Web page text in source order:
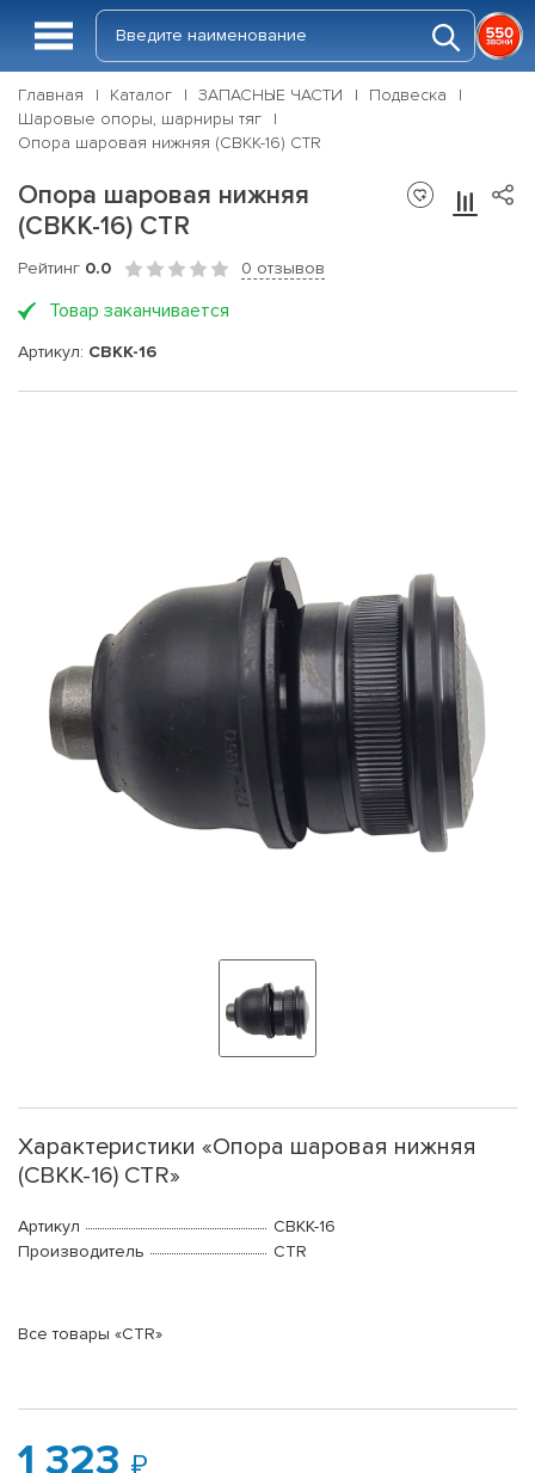
Главная Каталог ЗАПАСНЫЕ ЧАСТИ
Подвеска
Шаровые опоры, шарниры тяг
Опора шаровая нижняя (CBKK-16) CTR
Опора шаровая нижняя
(CBKK-16) CTR
Рейтинг 0.0 0 отзывов
Товар заканчивается
Артикул: CBKK-16
Характеристики «Опора шаровая нижняя
(CBKK-16) CTR»
Артикул
CBKK-16
Производитель
CTR
Все товары «CTR»
1 323